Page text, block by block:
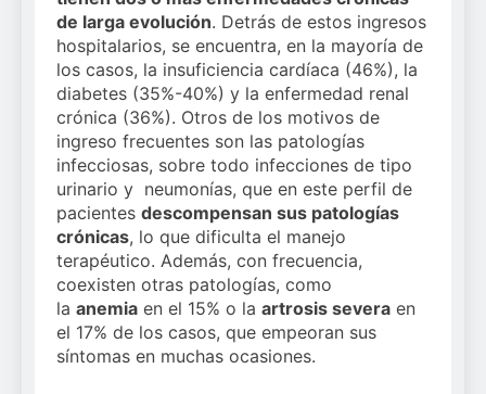
de larga evolución. Detrás de estos ingresos
hospitalarios, se encuentra, en la mayoría de
los casos, la insuficiencia cardíaca (46%), la
diabetes (35%-40%) y la enfermedad renal
crónica (36%). Otros de los motivos de
ingreso frecuentes son las patologías
infecciosas, sobre todo infecciones de tipo
urinario y neumonías, que en este perfil de
pacientes descompensan sus patologías
crónicas, lo que dificulta el manejo
terapéutico. Además, con frecuencia,
coexisten otras patologías, como
la anemia en el 15% o la artrosis severa en
el 17% de los casos, que empeoran sus
síntomas en muchas ocasiones.